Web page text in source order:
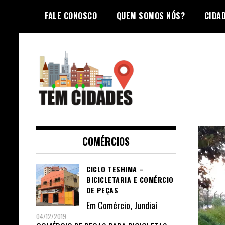
content
FALE CONOSCO QUEM SOMOS NÓS?
TEM CIDADES
COMÉRCIOS
CICLO TESHIMA –
BICICLETARIA E COMÉRCIO
DE PEÇAS
Em Comércio, Jundiaí
04/12/2019